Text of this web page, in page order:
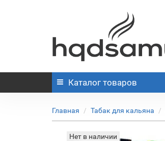
Каталог товаров
Главная Табак для кальяна
Нет в наличии